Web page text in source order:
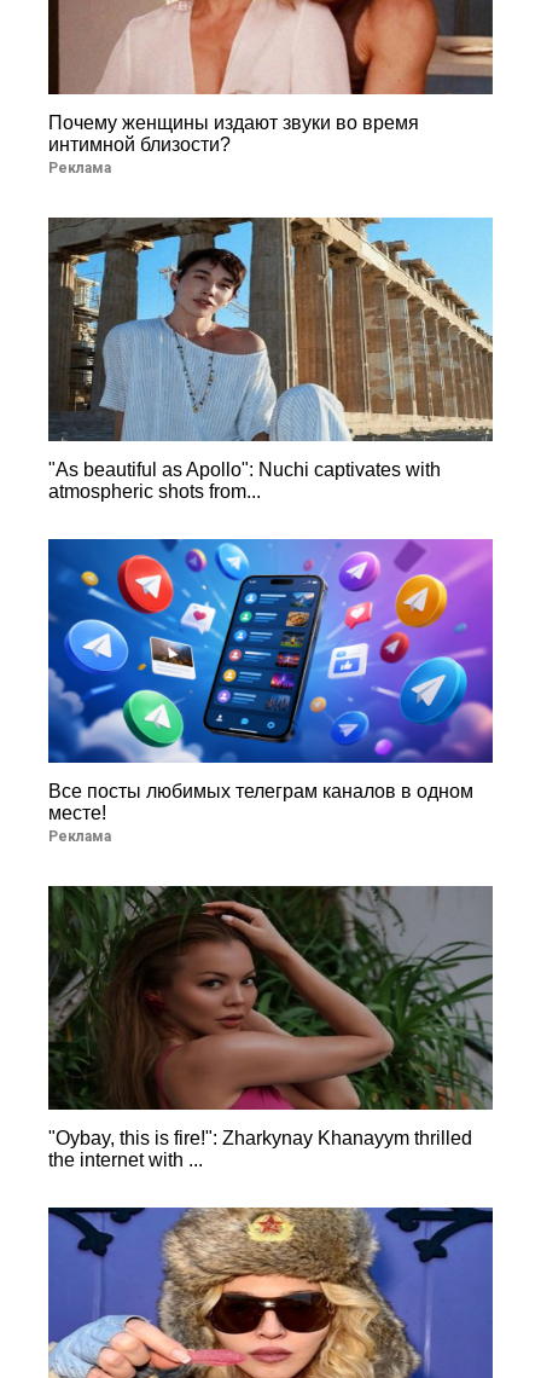
Почему женщины издают звуки во время
интимной близости?
Реклама
"As beautiful as Apollo": Nuchi captivates with
atmospheric shots from...
Все посты любимых телеграм каналов в одном
месте!
Реклама
"Oybay, this is fire!": Zharkynay Khanayym thrilled
the internet with ...